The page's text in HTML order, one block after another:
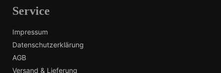
Service
Impressum
Datenschutzerklärung
AGB
Versand & Lieferung